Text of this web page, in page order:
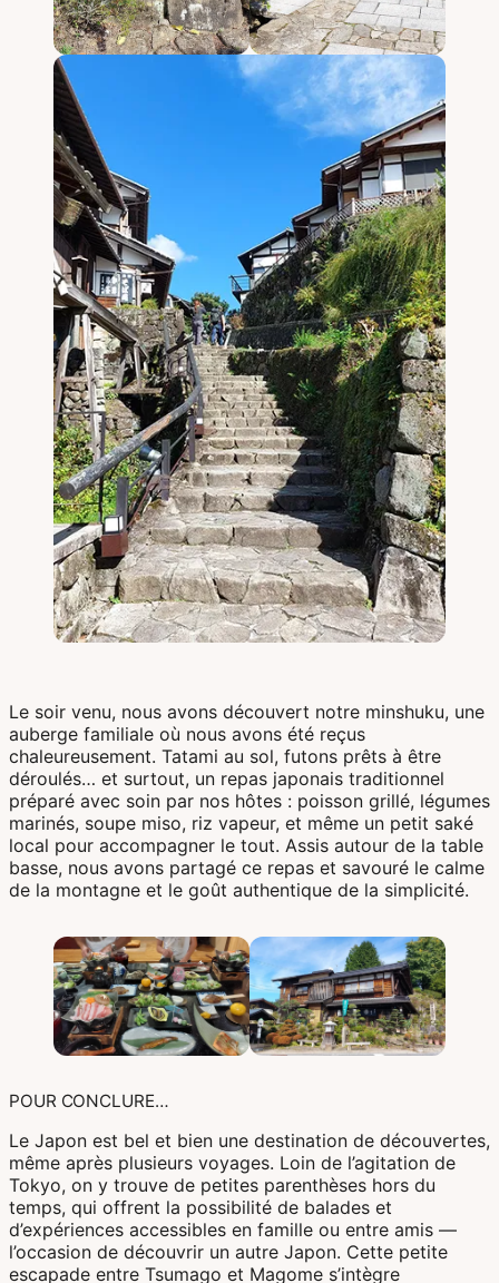
Le soir venu, nous avons découvert notre minshuku, une
auberge familiale où nous avons été reçus
chaleureusement. Tatami au sol, futons prêts à être
déroulés… et surtout, un repas japonais traditionnel
préparé avec soin par nos hôtes : poisson grillé, légumes
marinés, soupe miso, riz vapeur, et même un petit saké
local pour accompagner le tout. Assis autour de la table
basse, nous avons partagé ce repas et savouré le calme
de la montagne et le goût authentique de la simplicité.
POUR CONCLURE…
Le Japon est bel et bien une destination de découvertes,
même après plusieurs voyages. Loin de l’agitation de
Tokyo, on y trouve de petites parenthèses hors du
temps, qui offrent la possibilité de balades et
d’expériences accessibles en famille ou entre amis —
l’occasion de découvrir un autre Japon. Cette petite
escapade entre Tsumago et Magome s’intègre